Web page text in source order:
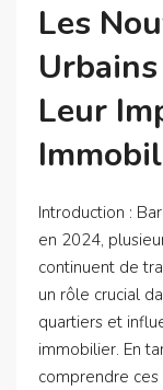
Les
Leur
Introduction :
en 2024,
continuent de
un rôle crucial
quartiers et
immobilier. En
comprendre